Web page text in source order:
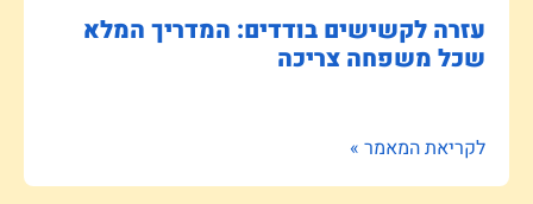
עזרה לקשישים בודדים: המדריך המלא
שכל משפחה צריכה
לקריאת המאמר »